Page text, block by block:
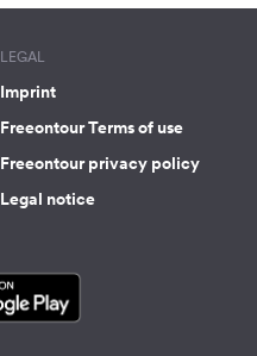
LEGAL
Imprint
Freeontour Terms of use
Freeontour privacy policy
Legal notice